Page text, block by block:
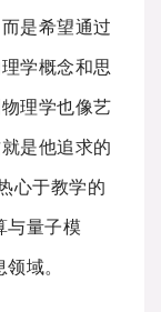
是希望通过
学概念和思
理学也像艺
是他追求的
心于教学的
与量子模
域。